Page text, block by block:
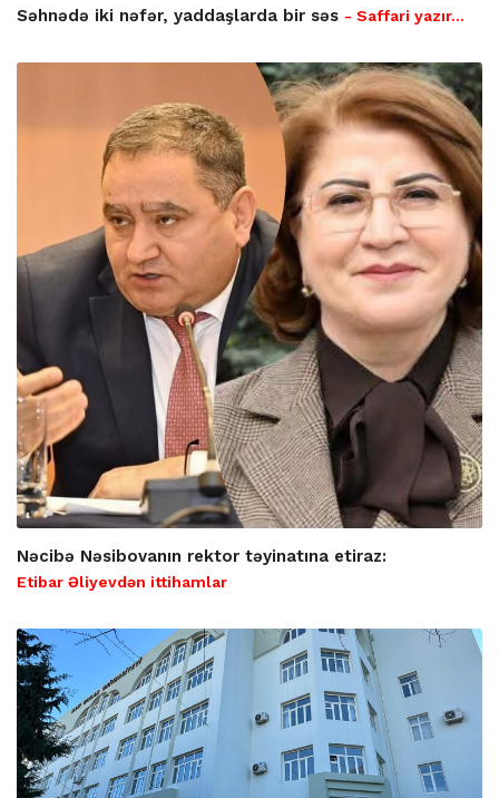
Səhnədə iki nəfər, yaddaşlarda bir səs - Saffari yazır…
Nəcibə Nəsibovanın rektor təyinatına etiraz:
Etibar Əliyevdən ittihamlar